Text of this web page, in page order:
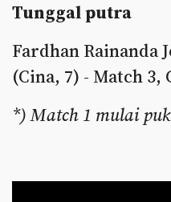
Tunggal putra
Fardhan Rainanda
(Cina, 7) - Match 3,
*) Match 1 mulai